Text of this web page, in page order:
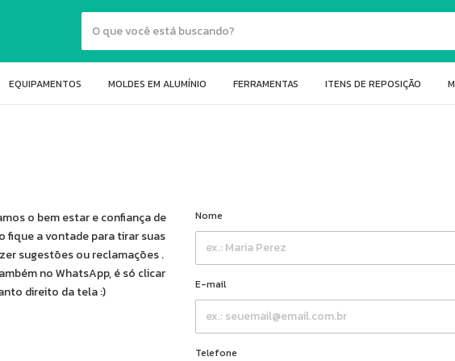
EQUIPAMENTOS MOLDES EM ALUMÍNIO FERRAMENTAS ITENS DE REPOSIÇÃO
o bem estar e confiança de
fique a vontade para tirar suas
sugestões ou reclamações .
no WhatsApp, é só clicar
direito da tela :)
Nome
E-mail
Telefone